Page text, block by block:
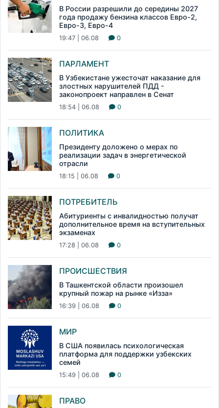
В России разрешили до середины 2027
года продажу бензина классов Евро-2,
Евро-3, Евро-4
19:47 | 06.08 0
ПАРЛАМЕНТ
В Узбекистане ужесточат наказание для
злостных нарушителей ПДД -
законопроект направлен в Сенат
18:54 | 06.08 0
ПОЛИТИКА
Президенту доложено о мерах по
реализации задач в энергетической
отрасли
18:15 | 06.08 0
ПОТРЕБИТЕЛЬ
Абитуриенты с инвалидностью получат
дополнительное время на вступительных
экзаменах
17:28 | 06.08 0
ПРОИСШЕСТВИЯ
В Ташкентской области произошел
крупный пожар на рынке «Изза»
16:39 | 06.08 0
МИР
В США появилась психологическая
платформа для поддержки узбекских
семей
15:49 | 06.08 0
ПРАВО